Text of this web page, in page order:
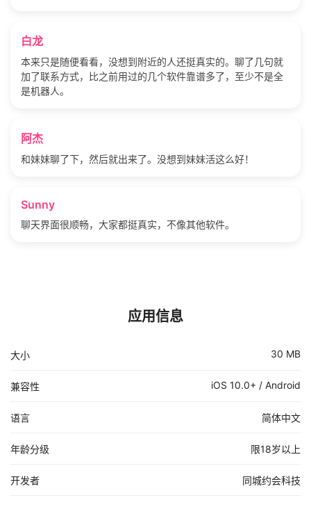
白龙
本来只是随便看看，没想到附近的人还挺真实的。聊了几句就
加了联系方式，比之前用过的几个软件靠谱多了，至少不是全
是机器人。
阿杰
和妹妹聊了下，然后就出来了。没想到妹妹活这么好！
Sunny
聊天界面很顺畅，大家都挺真实，不像其他软件。
应用信息
大小 30 MB
兼容性 iOS 10.0+ / Android
语言 简体中文
年龄分级 限18岁以上
开发者 同城约会科技